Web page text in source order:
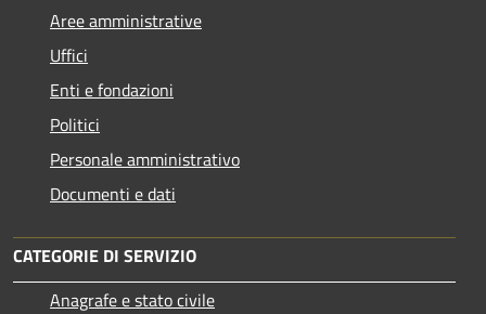
Aree amministrative
Uffici
Enti e fondazioni
Politici
Personale amministrativo
Documenti e dati
CATEGORIE DI SERVIZIO
Anagrafe e stato civile